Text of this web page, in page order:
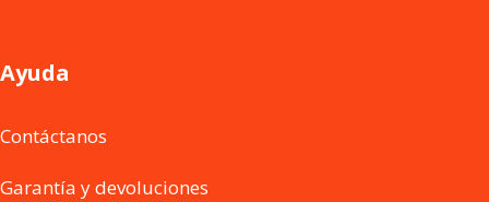
Ayuda
Contáctanos
Garantía y devoluciones